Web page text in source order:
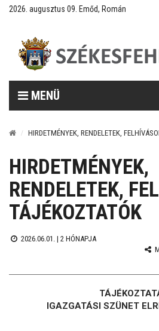
2026. augusztus 09. Emőd, Román
MENÜ
HIRDETMÉNYEK, RENDELETEK,
HIRDETMÉNYEK,
RENDELETEK,
TÁJÉKOZTATÓK
2026.06.01. | 2 HÓNAPJA
IGAZGATÁSI SZÜNET